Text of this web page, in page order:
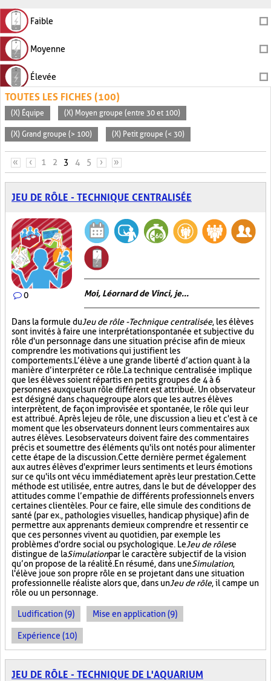
Faible
Moyenne
Élevée
TOUTES LES FICHES (100)
(X) Équipe (X) Moyen groupe (entre 30 et 100)
(X) Grand groupe (> 100) (X) Petit groupe (< 30)
PAGES
« ‹ 1 2 3 4 5 › »
JEU DE RÔLE - TECHNIQUE CENTRALISÉE
0 Moi, Léornard de Vinci, je...
Dans la formule duJeu de rôle - Technique centralisée, les élèves
sont invités à faire une interprétation spontanée et subjective du
rôle d'un personnage dans une situation précise afin de mieux
comprendre les motivations qui justifient les
comportements. L’élève a une grande liberté d’action quant à la
manière d’interpréter ce rôle. La technique centralisée implique
que les élèves soient répartis en petits groupes de 4 à 6
personnes auxquels un rôle différent est attribué. Un observateur
est désigné dans chaque groupe alors que les autres élèves
interprètent, de façon improvisée et spontanée, le rôle qui leur
est attribué. Après le jeu de rôle, une discussion a lieu et c'est à ce
moment que les observateurs donnent leurs commentaires aux
autres élèves. Les observateurs doivent faire des commentaires
précis et soumettre des éléments qu'ils ont notés pour alimenter
cette étape de la discussion. Cette dernière permet également
aux autres élèves d'exprimer leurs sentiments et leurs émotions
sur ce qu'ils ont vécu immédiatement après leur prestation. Cette
méthode est utilisée, entre autres, dans le but de développer des
attitudes comme l’empathie de différents professionnels envers
certaines clientèles. Pour ce faire, elle simule des conditions de
santé (par ex., pathologies visuelles, handicap physique) afin de
permettre aux apprenants de mieux comprendre et ressentir ce
que ces personnes vivent au quotidien, par exemple les
problèmes d'ordre social ou psychologique. LeJeu de rôlese
distingue de laSimulationpar le caractère subjectif de la vision
qu’on propose de la réalité. En résumé, dans uneSimulation,
l'élève joue son propre rôle en se projetant dans une situation
professionnelle réaliste alors que, dans unJeu de rôle, il campe un
rôle ou un personnage.
Ludification (9) Mise en application (9)
Expérience (10)
JEU DE RÔLE - TECHNIQUE DE L'AQUARIUM